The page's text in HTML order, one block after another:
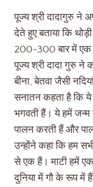
पूज्य श्री दादागुरु ने
देते हुए बताया कि
200-300 बार में एक
पूज्य श्री दादा गुरु ने
बीना, बेतवा जैसी
सनातन कहता है कि ये
भगवती हैं। ये हमें जन्म
पालन करती हैं और
उन्होंने कहा कि हम
से एक हैं। माटी हमें
दुनिया में गौ के रूप में